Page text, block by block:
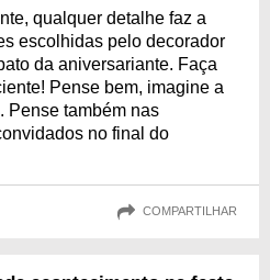
qualquer detalhe faz a
escolhidas pelo decorador
da aniversariante. Faça
Pense bem, imagine a
Pense também nas
no final do
COMPARTILHAR